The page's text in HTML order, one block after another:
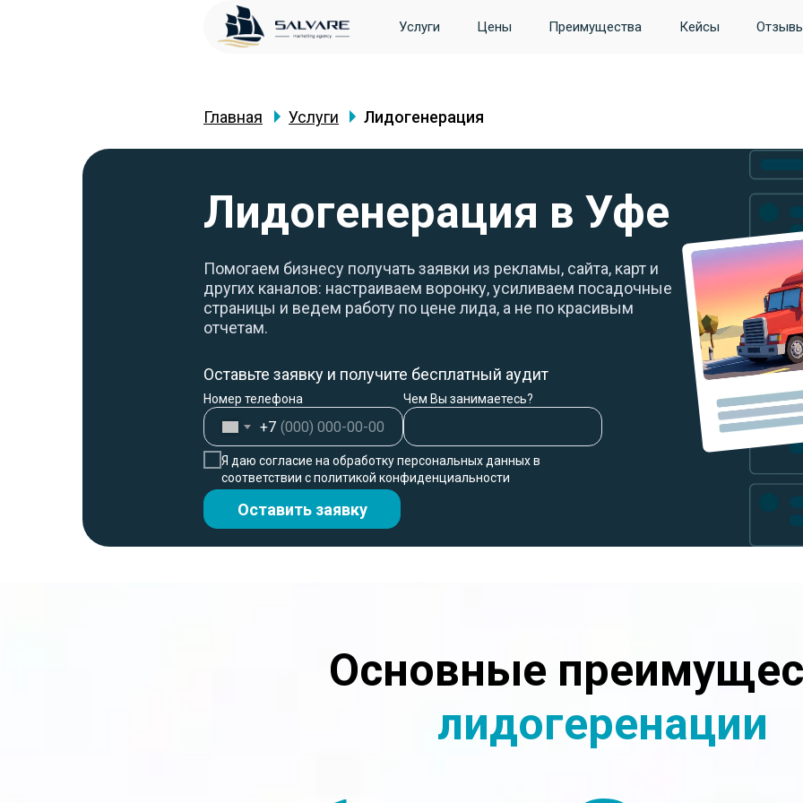
Преимущества
Цены
Услуги Кейсы
Лидогенерация в Уфе
Помогаем бизнесу получать заявки из рекламы, сайта, карт и
других каналов: настраиваем воронку, усиливаем посадочные
страницы и ведем работу по цене лида, а не по красивым
отчетам.
Оставьте заявку и получите бесплатный аудит
Номер телефона
+7
Чем Вы занимаетесь?
Я даю согласие на обработку персональных данных в
соответствии с политикой конфиденциальности
Оставить заявку
Лидогенерация
Услуги
Главная
Основные
лидогеренации